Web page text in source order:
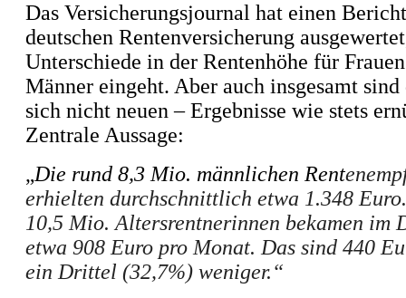
Das Versicherungsjournal hat einen
deutschen Rentenversicherung
Unterschiede in der Rentenhöhe für
Männer eingeht. Aber auch insgesamt sind
sich nicht neuen – Ergebnisse wie stets
Zentrale Aussage:
„Die rund 8,3 Mio. männlichen Rent
erhielten durchschnittlich etwa 1.348
10,5 Mio. Altersrentnerinnen bekamen im
etwa 908 Euro pro Monat. Das sind 440
ein Drittel (32,7%) weniger.“